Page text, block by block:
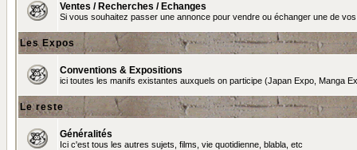
Ventes / Recherches / Echanges
Si vous souhaitez passer une annonce pour vendre ou échanger une de
Les Expos
Conventions & Expositions
ici toutes les manifs existantes auxquels on participe (Japan Expo, Manga
Le reste
Généralités
Ici c'est tous les autres sujets, films, vie quotidienne, blabla, etc